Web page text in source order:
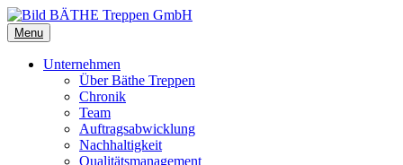
Menu
Unternehmen
Über Bäthe Treppen
Chronik
Team
Auftragsabwicklung
Nachhaltigkeit
Qualitätsmanagement